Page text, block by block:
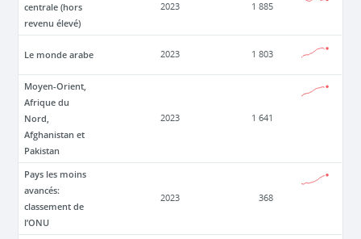
centrale (hors
revenu élevé)
2023 1 885
Le monde arabe 2023 1 803
Moyen-Orient,
Afrique du
Nord,
Afghanistan et
Pakistan
2023 1 641
Pays les moins
avancés:
classement de
l’ONU
2023 368